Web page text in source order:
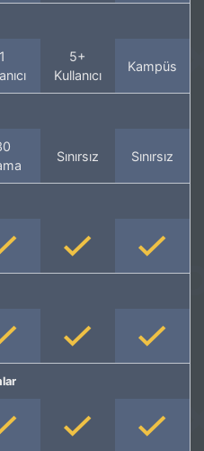
1
5+
Kullanıcı
Kampüs
Sınırsız Sınırsız